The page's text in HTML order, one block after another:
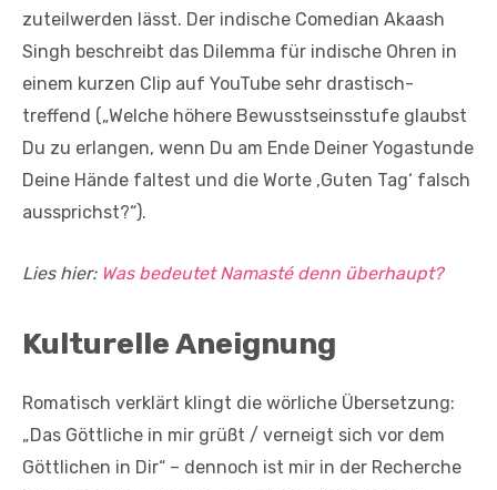
zuteilwerden lässt. Der indische Comedian Akaash
Singh beschreibt das Dilemma für indische Ohren in
einem kurzen Clip auf YouTube sehr drastisch-
treffend („Welche höhere Bewusstseinsstufe glaubst
Du zu erlangen, wenn Du am Ende Deiner Yogastunde
Deine Hände faltest und die Worte ‚Guten Tag‘ falsch
aussprichst?“).
Lies hier: Was bedeutet Namasté denn überhaupt?
Kulturelle Aneignung
Romatisch verklärt klingt die wörliche Übersetzung:
„Das Göttliche in mir grüßt / verneigt sich vor dem
Göttlichen in Dir“ – dennoch ist mir in der Recherche